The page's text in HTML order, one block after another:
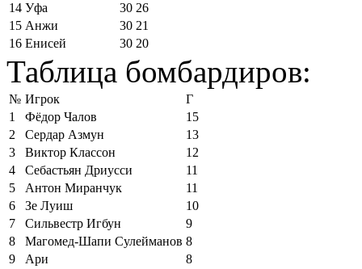
14 Уфа 30 26
15 Анжи 30 21
16 Енисей 30 20
Таблица бомбардиров:
№ Игрок
Г
1
Фёдор Чалов
15
2
Сердар Азмун
13
3
Виктор Классон
12
4
Себастьян Дриусси
11
5
Антон Миранчук
11
6
Зе Луиш
10
7
Сильвестр Игбун
9
8
Магомед-Шапи Сулейманов 8
9
Ари
8